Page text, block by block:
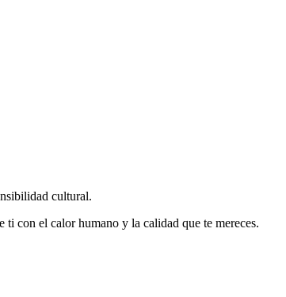
cultural.
ti con el calor humano y la calidad que te mereces.